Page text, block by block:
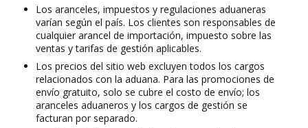
Los aranceles, impuestos y regulaciones aduaneras
varían según el país. Los clientes son responsables de
cualquier arancel de importación, impuesto sobre las
ventas y tarifas de gestión aplicables.
Los precios del sitio web excluyen todos los cargos
relacionados con la aduana. Para las promociones de
envío gratuito, solo se cubre el costo de envío; los
aranceles aduaneros y los cargos de gestión se
facturan por separado.